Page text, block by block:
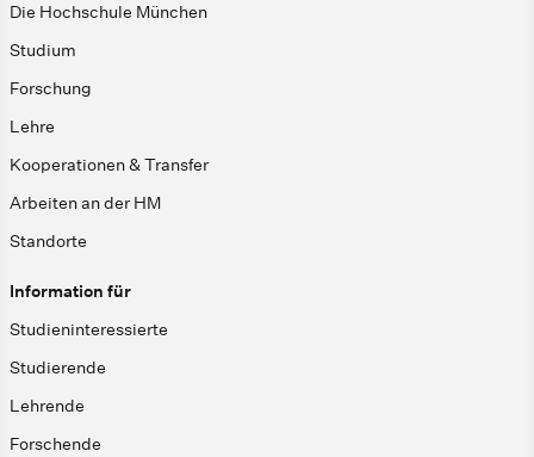
Die Hochschule München
Studium
Forschung
Lehre
Kooperationen & Transfer
Arbeiten an der HM
Standorte
Information für
Studieninteressierte
Studierende
Lehrende
Forschende